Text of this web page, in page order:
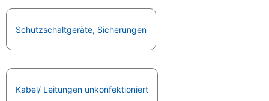
Schutzschaltgeräte, Sicherungen
Kabel/ Leitungen unkonfektioniert